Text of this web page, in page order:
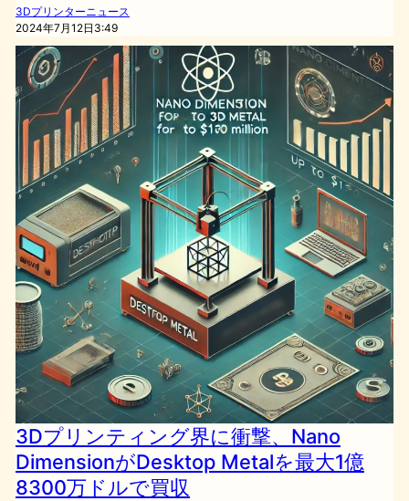
3Dプリンターニュース
2024年7月12日3:49
3Dプリンティング界に衝撃、Nano
DimensionがDesktop Metalを最大1億
8300万ドルで買収